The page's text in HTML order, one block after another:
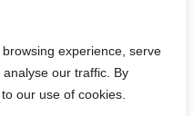
experience, serve
our traffic. By
our use of cookies.
affiliatelänkar eller
mer på sidan